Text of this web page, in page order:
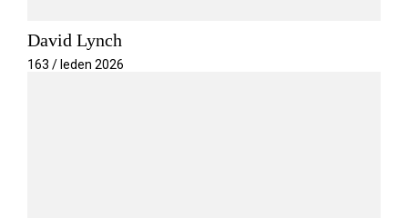
David Lynch
163 / leden 2026